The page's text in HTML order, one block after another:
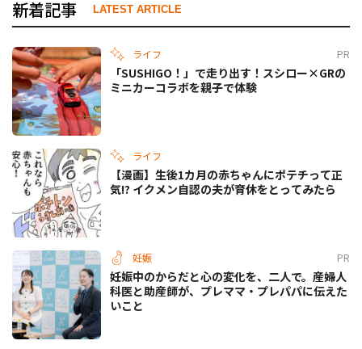
新着記事 LATEST ARTICLE
ライフ PR
「SUSHIGO！」で走り出す！スシロー×GRの
ミニカーコラボを親子で体験
ライフ
【漫画】生後1カ月の赤ちゃんにポテチって正
気!? イクメン自認の夫が育休をとってみたら
妊娠 PR
妊娠中のからだと心の変化を、二人で。産婦人
科医と助産師が、プレママ・プレパパに伝えた
いこと